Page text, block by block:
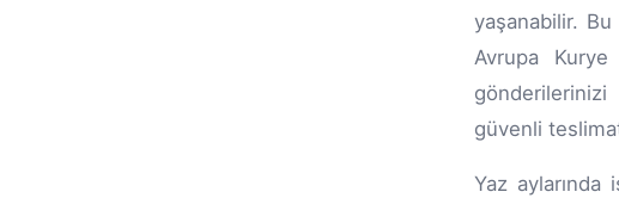
yaşanabilir. Bu
Avrupa
gönderilerinizi
güvenli
Yaz